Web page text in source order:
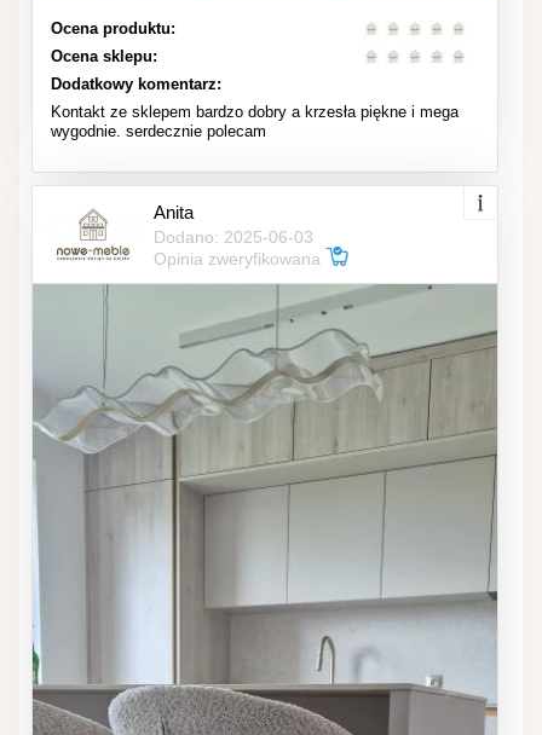
Ocena produktu:
Ocena sklepu:
Dodatkowy komentarz:
Kontakt ze sklepem bardzo dobry a krzesła piękne i mega
wygodnie. serdecznie polecam
Anita
Dodano: 2025-06-03
Opinia zweryfikowana